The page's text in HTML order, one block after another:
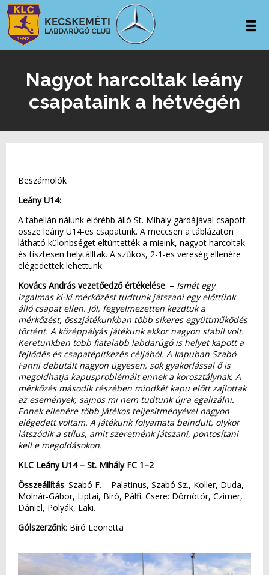
Nagyot harcoltak leány
csapataink a hétvégén
Beszámolók
Leány U14:
A tabellán nálunk előrébb álló St. Mihály gárdájával csapott
össze leány U14-es csapatunk. A meccsen a táblázaton
látható különbséget eltüntették a mieink, nagyot harcoltak
és tisztesen helytálltak. A szűkös, 2-1-es vereség ellenére
elégedettek lehettünk.
Kovács András vezetőedző értékelése: – Ismét egy
izgalmas ki-ki mérkőzést tudtunk játszani egy előttünk
álló csapat ellen. Jól, fegyelmezetten kezdtük a
mérkőzést, összjátékunkban több sikeres együttműködés
történt. A középpályás játékunk ekkor nagyon stabil volt.
Keretünkben több fiatalabb labdarúgó is helyet kapott a
fejlődés és csapatépítkezés céljából. A kapuban Szabó
Fanni debütált nagyon ügyesen, sok gyakorlással ő is
megoldhatja kapusproblémáit ennek a korosztálynak. A
mérkőzés második részében mindkét kapu előtt zajlottak
az események, sajnos mi nem tudtunk újra egalizálni.
Ennek ellenére több játékos teljesítményével nagyon
elégedett voltam. A játékunk folyamata beindult, olykor
látszódik a stílus, amit szeretnénk játszani, pontosítani
kell e megoldásokon.
KLC Leány U14 – St. Mihály FC 1–2
Összeállítás: Szabó F. – Palatinus, Szabó Sz., Koller, Duda,
Molnár-Gábor, Liptai, Bíró, Pálfi. Csere: Dömötör, Czimer,
Dániel, Polyák, Laki.
Gólszerzőnk: Bíró Leonetta